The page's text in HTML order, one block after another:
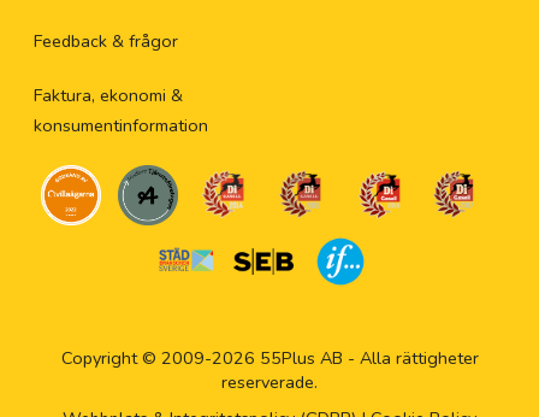
Feedback & frågor
Faktura, ekonomi &
konsumentinformation
Copyright © 2009-2026 55Plus AB - Alla rättigheter
reserverade.